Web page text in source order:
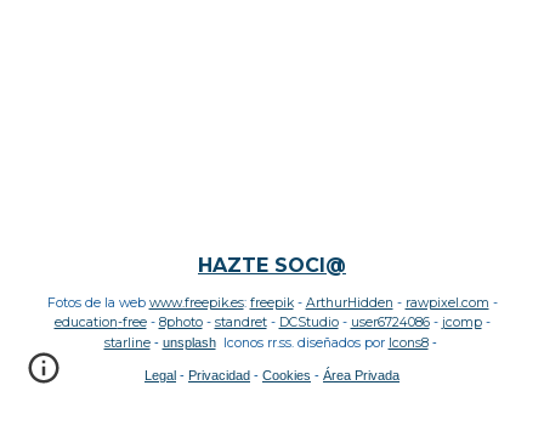
HAZTE SOCI@
Fotos de la web www.freepik.es: freepik- ArthurHidden - rawpixel.com -
education-free- 8photo- standret- DCStudio- user6724086- jcomp-
starline - unsplash Iconos rr.ss. diseñados por Icons8 -
Legal - Privacidad - Cookies - Área Privada